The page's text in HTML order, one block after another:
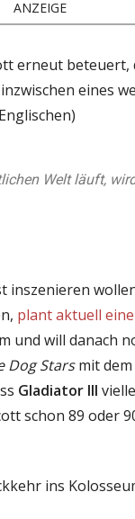
ANZEIGE
erneut beteuert,
eines
Welt läuft,
inszenieren
plant aktuell
und will danach
Dog Starsmit dem
Gladiator III
schon 89 oder
ins